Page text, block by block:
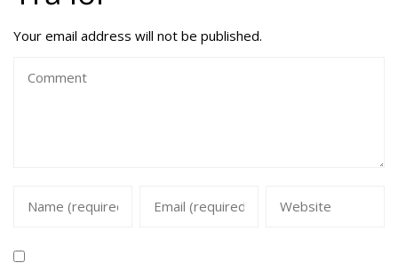
Your email address will not be published.